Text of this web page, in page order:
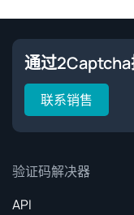
通过
联系销售
验证码解决器
API